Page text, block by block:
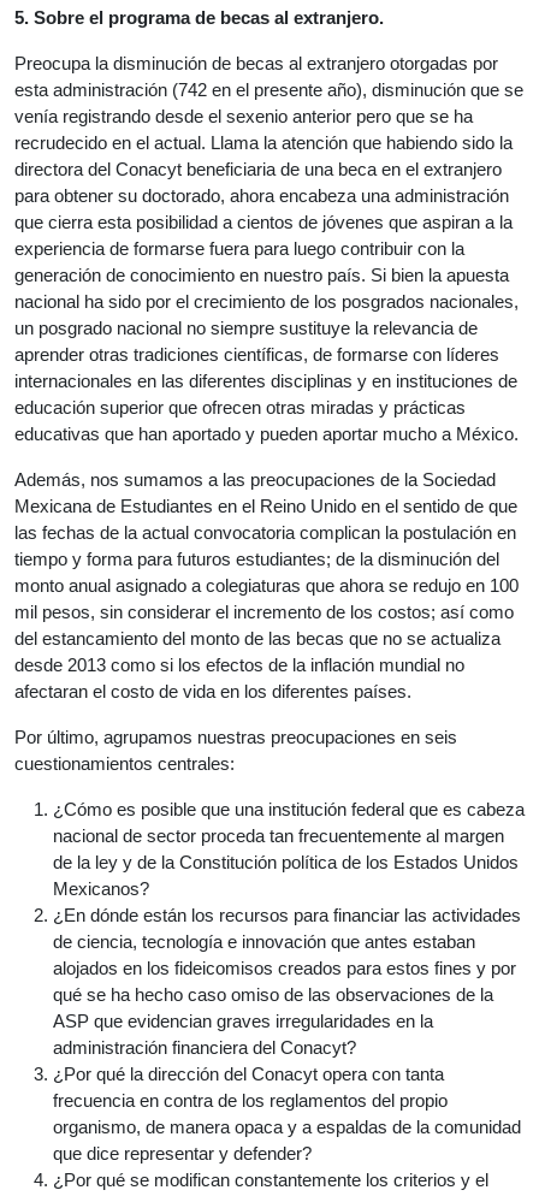
5. Sobre el programa de becas al extranjero.
Preocupa la disminución de becas al extranjero otorgadas por
esta administración (742 en el presente año), disminución que se
venía registrando desde el sexenio anterior pero que se ha
recrudecido en el actual. Llama la atención que habiendo sido la
directora del Conacyt beneficiaria de una beca en el extranjero
para obtener su doctorado, ahora encabeza una administración
que cierra esta posibilidad a cientos de jóvenes que aspiran a la
experiencia de formarse fuera para luego contribuir con la
generación de conocimiento en nuestro país. Si bien la apuesta
nacional ha sido por el crecimiento de los posgrados nacionales,
un posgrado nacional no siempre sustituye la relevancia de
aprender otras tradiciones científicas, de formarse con líderes
internacionales en las diferentes disciplinas y en instituciones de
educación superior que ofrecen otras miradas y prácticas
educativas que han aportado y pueden aportar mucho a México.
Además, nos sumamos a las preocupaciones de la Sociedad
Mexicana de Estudiantes en el Reino Unido en el sentido de que
las fechas de la actual convocatoria complican la postulación en
tiempo y forma para futuros estudiantes; de la disminución del
monto anual asignado a colegiaturas que ahora se redujo en 100
mil pesos, sin considerar el incremento de los costos; así como
del estancamiento del monto de las becas que no se actualiza
desde 2013 como si los efectos de la inflación mundial no
afectaran el costo de vida en los diferentes países.
Por último, agrupamos nuestras preocupaciones en seis
cuestionamientos centrales:
¿Cómo es posible que una institución federal que es cabeza
nacional de sector proceda tan frecuentemente al margen
de la ley y de la Constitución política de los Estados Unidos
Mexicanos?
¿En dónde están los recursos para financiar las actividades
de ciencia, tecnología e innovación que antes estaban
alojados en los fideicomisos creados para estos fines y por
qué se ha hecho caso omiso de las observaciones de la
ASP que evidencian graves irregularidades en la
administración financiera del Conacyt?
¿Por qué la dirección del Conacyt opera con tanta
frecuencia en contra de los reglamentos del propio
organismo, de manera opaca y a espaldas de la comunidad
que dice representar y defender?
¿Por qué se modifican constantemente los criterios y el